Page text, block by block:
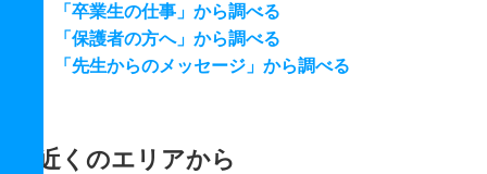
「卒業生の仕事」から調べる
「保護者の方へ」から調べる
「先生からのメッセージ」から調べる
近くのエリアから